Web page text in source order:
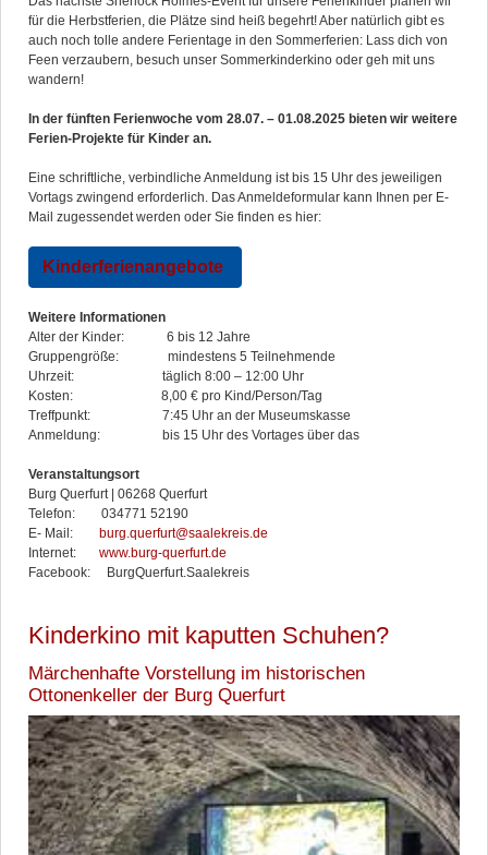
für die Herbstferien, die Plätze sind heiß begehrt! Aber natürlich gibt es
auch noch tolle andere Ferientage in den Sommerferien: Lass dich von
Feen verzaubern, besuch unser Sommerkinderkino oder geh mit uns
wandern!
In der fünften Ferienwoche vom 28.07. – 01.08.2025 bieten wir weitere
Ferien-Projekte für Kinder an.
Eine schriftliche, verbindliche Anmeldung ist bis 15 Uhr des jeweiligen
Vortags zwingend erforderlich. Das Anmeldeformular kann Ihnen per E-
Mail zugessendet werden oder Sie finden es hier:
Kinderferienangebote
Weitere Informationen
Alter der Kinder: 6 bis 12 Jahre
Gruppengröße: mindestens 5 Teilnehmende
Uhrzeit: täglich 8:00 – 12:00 Uhr
Kosten: 8,00 € pro Kind/Person/Tag
Treffpunkt: 7:45 Uhr an der Museumskasse
Anmeldung: bis 15 Uhr des Vortages über das
Veranstaltungsort
Burg Querfurt | 06268 Querfurt
Telefon: 034771 52190
E- Mail: burg.querfurt@saalekreis.de
Internet: www.burg-querfurt.de
Facebook: BurgQuerfurt.Saalekreis
Kinderkino mit kaputten Schuhen?
Märchenhafte Vorstellung im historischen
Ottonenkeller der Burg Querfurt